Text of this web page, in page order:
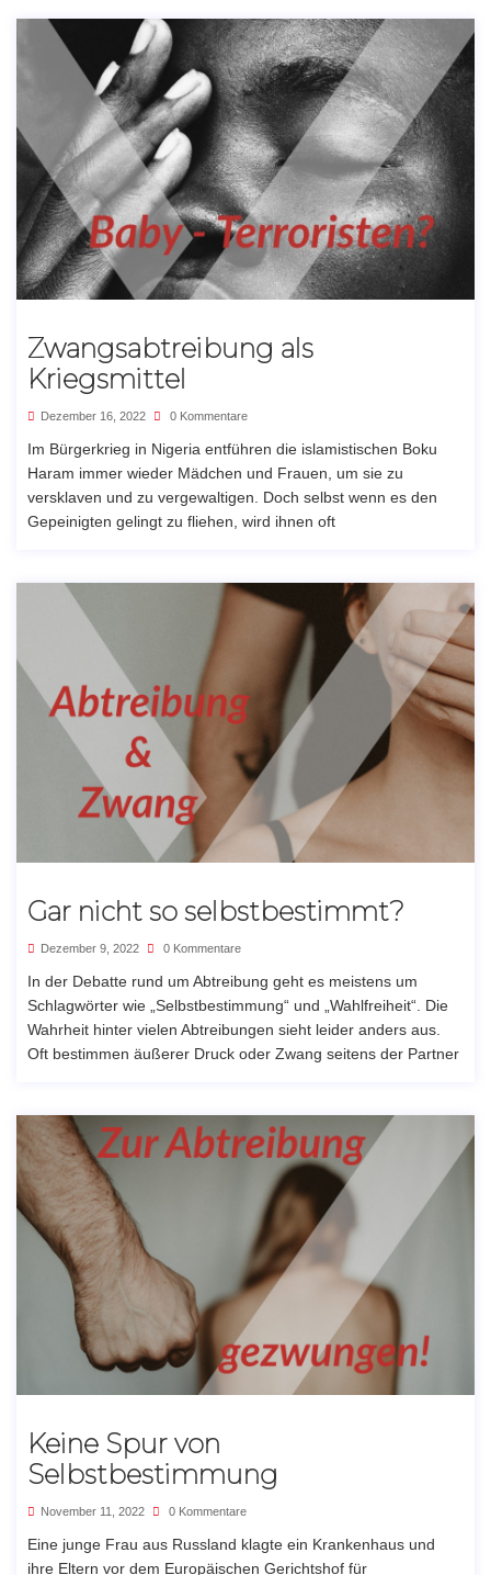
Zwangsabtreibung als
Kriegsmittel
Dezember 16, 2022 0 Kommentare
Im Bürgerkrieg in Nigeria entführen die islamistischen Boku
Haram immer wieder Mädchen und Frauen, um sie zu
versklaven und zu vergewaltigen. Doch selbst wenn es den
Gepeinigten gelingt zu fliehen, wird ihnen oft
Gar nicht so selbstbestimmt?
Dezember 9, 2022 0 Kommentare
In der Debatte rund um Abtreibung geht es meistens um
Schlagwörter wie „Selbstbestimmung“ und „Wahlfreiheit“. Die
Wahrheit hinter vielen Abtreibungen sieht leider anders aus.
Oft bestimmen äußerer Druck oder Zwang seitens der Partner
Keine Spur von
Selbstbestimmung
November 11, 2022 0 Kommentare
Eine junge Frau aus Russland klagte ein Krankenhaus und
ihre Eltern vor dem Europäischen Gerichtshof für